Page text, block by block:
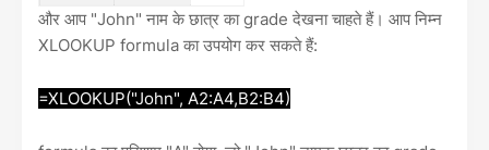
और आप "John" नाम के छात्र का grade देखना चाहते हैं। आप निम्न
XLOOKUP formula का उपयोग कर सकते हैं:
=XLOOKUP("John", A2:A4,B2:B4)